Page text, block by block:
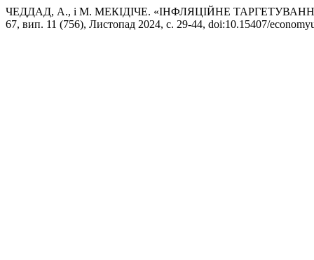
ЧЕДДАД, А., і М. МЕКІДІЧЕ. «ІНФЛЯЦІЙНЕ
67, вип. 11 (756), Листопад 2024, с. 29-44, doi:10.15407/